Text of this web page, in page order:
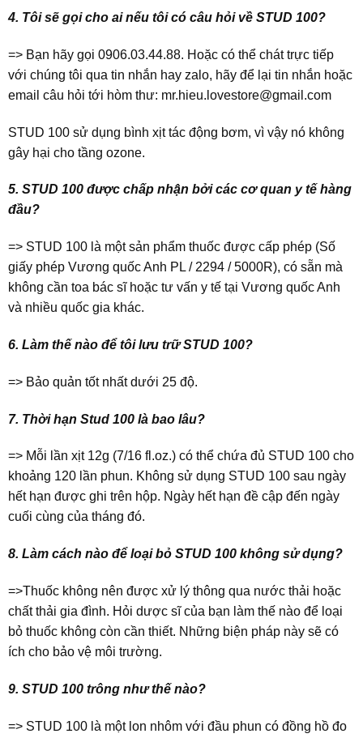
4. Tôi sẽ gọi cho ai nếu tôi có câu hỏi về STUD 100?
=> Bạn hãy gọi 0906.03.44.88. Hoặc có thể chát trực tiếp
với chúng tôi qua tin nhắn hay zalo, hãy để lại tin nhắn hoặc
email câu hỏi tới hòm thư: mr.hieu.lovestore@gmail.com
STUD 100 sử dụng bình xịt tác động bơm, vì vậy nó không
gây hại cho tầng ozone.
5. STUD 100 được chấp nhận bởi các cơ quan y tế hàng
đầu?
=> STUD 100 là một sản phẩm thuốc được cấp phép (Số
giấy phép Vương quốc Anh PL / 2294 / 5000R), có sẵn mà
không cần toa bác sĩ hoặc tư vấn y tế tại Vương quốc Anh
và nhiều quốc gia khác.
6. Làm thế nào để tôi lưu trữ STUD 100?
=> Bảo quản tốt nhất dưới 25 độ.
7. Thời hạn Stud 100 là bao lâu?
=> Mỗi lần xịt 12g (7/16 fl.oz.) có thể chứa đủ STUD 100 cho
khoảng 120 lần phun. Không sử dụng STUD 100 sau ngày
hết hạn được ghi trên hộp. Ngày hết hạn đề cập đến ngày
cuối cùng của tháng đó.
8. Làm cách nào để loại bỏ STUD 100 không sử dụng?
=>Thuốc không nên được xử lý thông qua nước thải hoặc
chất thải gia đình. Hỏi dược sĩ của bạn làm thế nào để loại
bỏ thuốc không còn cần thiết. Những biện pháp này sẽ có
ích cho bảo vệ môi trường.
9. STUD 100 trông như thế nào?
=> STUD 100 là một lon nhôm với đầu phun có đồng hồ đo